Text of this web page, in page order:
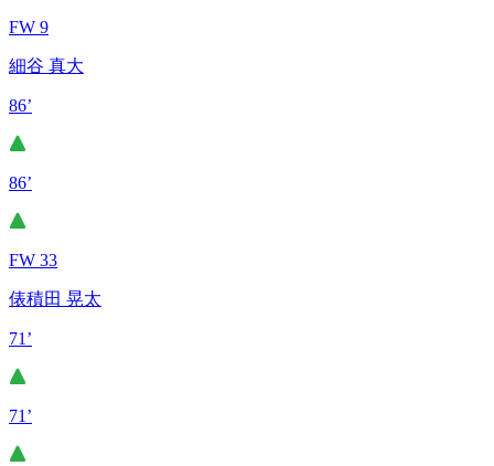
FW 9
細谷 真大
86’
86’
FW 33
俵積田 晃太
71’
71’